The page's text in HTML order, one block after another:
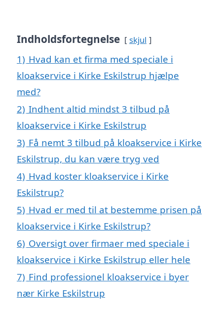
Indholdsfortegnelse skjul
1) Hvad kan et firma med speciale i
kloakservice i Kirke Eskilstrup hjælpe
med?
2) Indhent altid mindst 3 tilbud på
kloakservice i Kirke Eskilstrup
3) Få nemt 3 tilbud på kloakservice i Kirke
Eskilstrup, du kan være tryg ved
4) Hvad koster kloakservice i Kirke
Eskilstrup?
5) Hvad er med til at bestemme prisen på
kloakservice i Kirke Eskilstrup?
6) Oversigt over firmaer med speciale i
kloakservice i Kirke Eskilstrup eller hele
7) Find professionel kloakservice i byer
nær Kirke Eskilstrup